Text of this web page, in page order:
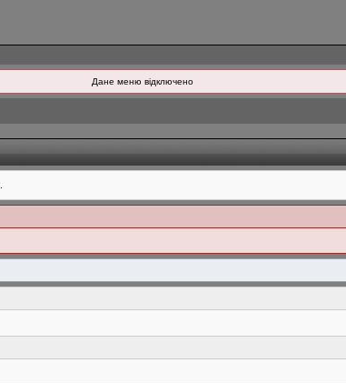
Дане меню відключено